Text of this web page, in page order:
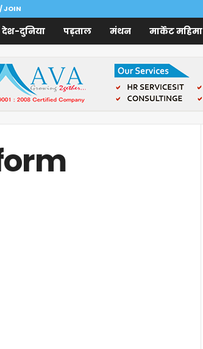
JOIN
देश-दुनिया पड़ताल मंथन मार्केट महिमा